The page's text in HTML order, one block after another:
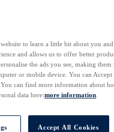
to learn a little bit about you
and allows us to offer better
the ads you see, making
or mobile device. You can
You can find more information about
data here:more information.
Accept All Cookies